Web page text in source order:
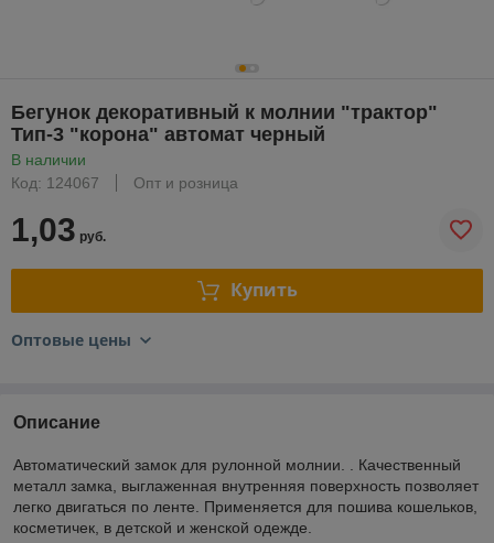
Бегунок декоративный к молнии "трактор"
Тип-3 "корона" автомат черный
В наличии
Код: 124067
Опт и розница
1,03 руб.
Купить
Оптовые цены
Описание
Автоматический замок для рулонной молнии. . Качественный
металл замка, выглаженная внутренняя поверхность позволяет
легко двигаться по ленте. Применяется для пошива кошельков,
косметичек, в детской и женской одежде.